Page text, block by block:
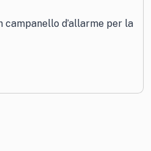
campanello d’allarme per la